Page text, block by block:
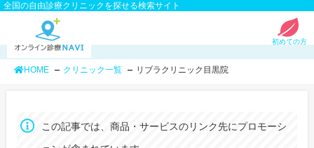
全国の自由診療クリニックを探せる検索サイト
初めての方
HOME クリニック一覧 リブラクリニック目黒院
この記事では、商品・サービスのリンク先にプロモーシ